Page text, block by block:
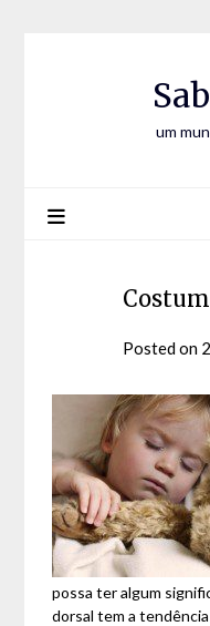
um
Posted on
possa ter algum
dorsal tem a